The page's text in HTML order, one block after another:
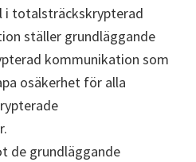
i totalsträckskrypterad
ställer grundläggande
kommunikation som
osäkerhet för alla
de grundläggande